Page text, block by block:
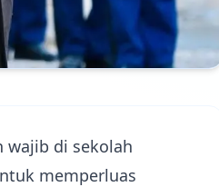
wajib di sekolah
memperluas